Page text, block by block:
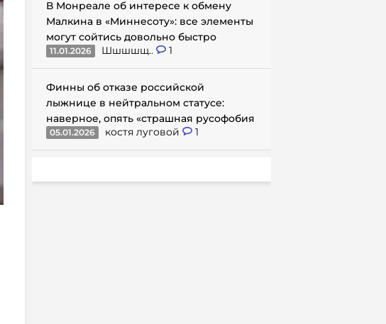
В Монреале об интересе к обмену
Малкина в «Миннесоту»: все элементы
могут сойтись довольно быстро
11.01.2026 Шшшшщ.. 1
Финны об отказе российской
лыжнице в нейтральном статусе:
наверное, опять «страшная русофобия
05.01.2026 костя луговой 1